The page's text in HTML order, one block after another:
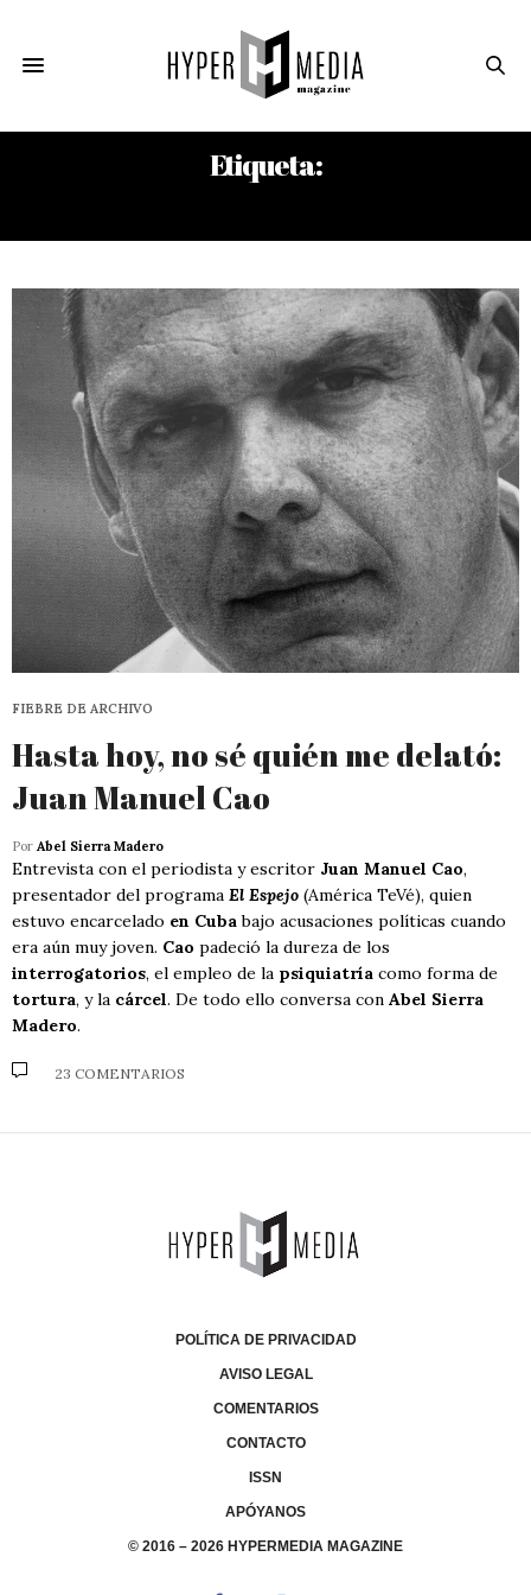
Etiqueta:
FIEBRE DE ARCHIVO
Hasta hoy, no sé quién me delató:
Juan Manuel Cao
Por Abel Sierra Madero
Entrevista con el periodista y escritor Juan Manuel Cao,
presentador del programa El Espejo (América TeVé), quien
estuvo encarcelado en Cubabajo acusaciones políticas cuando
era aún muy joven. Cao padeció la dureza de los
interrogatorios, el empleo de la psiquiatría como forma de
tortura, y la cárcel. De todo ello conversa con Abel Sierra
Madero.
23 COMENTARIOS
POLÍTICA DE PRIVACIDAD
AVISO LEGAL
COMENTARIOS
CONTACTO
ISSN
APÓYANOS
© 2016 – 2026 HYPERMEDIA MAGAZINE